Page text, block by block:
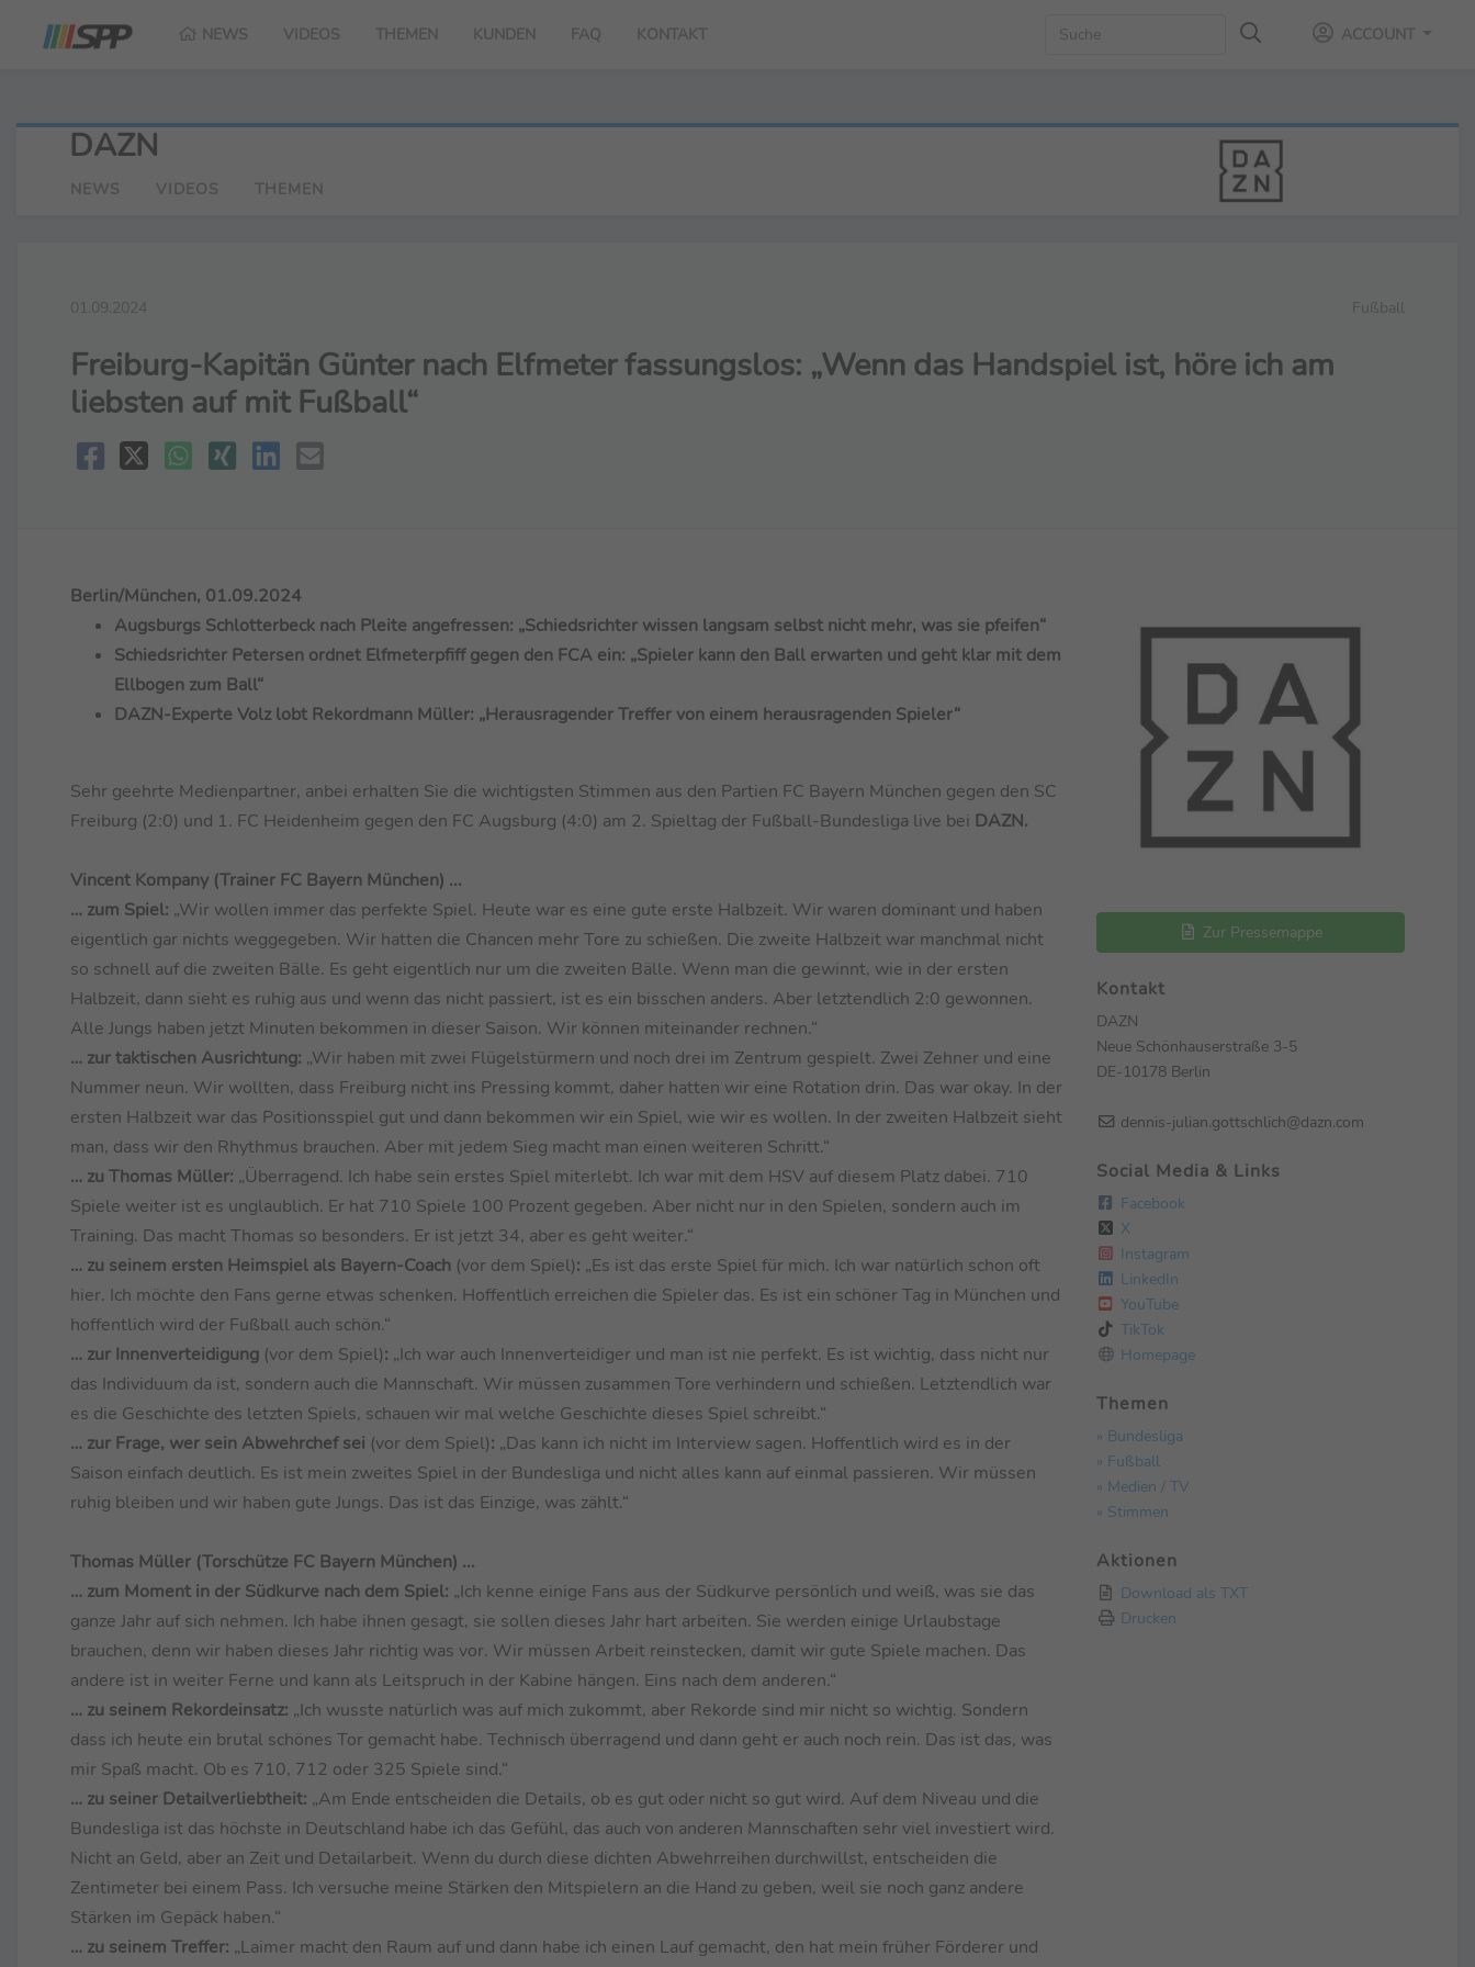
NEWS VIDEOS THEMEN KUNDEN FAQ KONTAKT ACCOUNT
DAZN
NEWS VIDEOS THEMEN
01.09.2024 Fußball
Freiburg-Kapitän Günter nach Elfmeter fassungslos: „Wenn das Handspiel ist, höre ich am
liebsten auf mit Fußball“
Berlin/München, 01.09.2024
Augsburgs Schlotterbeck nach Pleite angefressen: „Schiedsrichter wissen langsam selbst nicht mehr, was sie pfeifen“
Schiedsrichter Petersen ordnet Elfmeterpfiff gegen den FCA ein: „Spieler kann den Ball erwarten und geht klar mit dem
Ellbogen zum Ball“
DAZN-Experte Volz lobt Rekordmann Müller: „Herausragender Treffer von einem herausragenden Spieler“
Sehr geehrte Medienpartner, anbei erhalten Sie die wichtigsten Stimmen aus den Partien FC Bayern München gegen den SC
Freiburg (2:0) und 1. FC Heidenheim gegen den FC Augsburg (4:0) am 2. Spieltag der Fußball-Bundesliga live bei DAZN.
Vincent Kompany (Trainer FC Bayern München) ...
… zum Spiel: „Wir wollen immer das perfekte Spiel. Heute war es eine gute erste Halbzeit. Wir waren dominant und haben
eigentlich gar nichts weggegeben. Wir hatten die Chancen mehr Tore zu schießen. Die zweite Halbzeit war manchmal nicht
so schnell auf die zweiten Bälle. Es geht eigentlich nur um die zweiten Bälle. Wenn man die gewinnt, wie in der ersten
Halbzeit, dann sieht es ruhig aus und wenn das nicht passiert, ist es ein bisschen anders. Aber letztendlich 2:0 gewonnen.
Alle Jungs haben jetzt Minuten bekommen in dieser Saison. Wir können miteinander rechnen.“
… zur taktischen Ausrichtung: „Wir haben mit zwei Flügelstürmern und noch drei im Zentrum gespielt. Zwei Zehner und eine
Nummer neun. Wir wollten, dass Freiburg nicht ins Pressing kommt, daher hatten wir eine Rotation drin. Das war okay. In der
ersten Halbzeit war das Positionsspiel gut und dann bekommen wir ein Spiel, wie wir es wollen. In der zweiten Halbzeit sieht
man, dass wir den Rhythmus brauchen. Aber mit jedem Sieg macht man einen weiteren Schritt.“
… zu Thomas Müller: „Überragend. Ich habe sein erstes Spiel miterlebt. Ich war mit dem HSV auf diesem Platz dabei. 710
Spiele weiter ist es unglaublich. Er hat 710 Spiele 100 Prozent gegeben. Aber nicht nur in den Spielen, sondern auch im
Training. Das macht Thomas so besonders. Er ist jetzt 34, aber es geht weiter.“
… zu seinem ersten Heimspiel als Bayern-Coach (vor dem Spiel): „Es ist das erste Spiel für mich. Ich war natürlich schon oft
hier. Ich möchte den Fans gerne etwas schenken. Hoffentlich erreichen die Spieler das. Es ist ein schöner Tag in München und
hoffentlich wird der Fußball auch schön.“
… zur Innenverteidigung (vor dem Spiel): „Ich war auch Innenverteidiger und man ist nie perfekt. Es ist wichtig, dass nicht nur
das Individuum da ist, sondern auch die Mannschaft. Wir müssen zusammen Tore verhindern und schießen. Letztendlich war
es die Geschichte des letzten Spiels, schauen wir mal welche Geschichte dieses Spiel schreibt.“
… zur Frage, wer sein Abwehrchef sei (vor dem Spiel): „Das kann ich nicht im Interview sagen. Hoffentlich wird es in der
Saison einfach deutlich. Es ist mein zweites Spiel in der Bundesliga und nicht alles kann auf einmal passieren. Wir müssen
ruhig bleiben und wir haben gute Jungs. Das ist das Einzige, was zählt.“
Thomas Müller (Torschütze FC Bayern München) ...
… zum Moment in der Südkurve nach dem Spiel: „Ich kenne einige Fans aus der Südkurve persönlich und weiß, was sie das
ganze Jahr auf sich nehmen. Ich habe ihnen gesagt, sie sollen dieses Jahr hart arbeiten. Sie werden einige Urlaubstage
brauchen, denn wir haben dieses Jahr richtig was vor. Wir müssen Arbeit reinstecken, damit wir gute Spiele machen. Das
andere ist in weiter Ferne und kann als Leitspruch in der Kabine hängen. Eins nach dem anderen.“
… zu seinem Rekordeinsatz: „Ich wusste natürlich was auf mich zukommt, aber Rekorde sind mir nicht so wichtig. Sondern
dass ich heute ein brutal schönes Tor gemacht habe. Technisch überragend und dann geht er auch noch rein. Das ist das, was
mir Spaß macht. Ob es 710, 712 oder 325 Spiele sind.“
… zu seiner Detailverliebtheit: „Am Ende entscheiden die Details, ob es gut oder nicht so gut wird. Auf dem Niveau und die
Bundesliga ist das höchste in Deutschland habe ich das Gefühl, das auch von anderen Mannschaften sehr viel investiert wird.
Nicht an Geld, aber an Zeit und Detailarbeit. Wenn du durch diese dichten Abwehrreihen durchwillst, entscheiden die
Zentimeter bei einem Pass. Ich versuche meine Stärken den Mitspielern an die Hand zu geben, weil sie noch ganz andere
Stärken im Gepäck haben.“
… zu seinem Treffer: „Laimer macht den Raum auf und dann habe ich einen Lauf gemacht, den hat mein früher Förderer und
Zur Pressemappe
Kontakt
DAZN
Neue Schönhauserstraße 3-5
DE-10178 Berlin
dennis-julian.gottschlich@dazn.com
Social Media & Links
Facebook
X
Instagram
LinkedIn
YouTube
TikTok
Homepage
Themen
» Bundesliga
» Fußball
» Medien / TV
» Stimmen
Aktionen
Download als TXT
Drucken